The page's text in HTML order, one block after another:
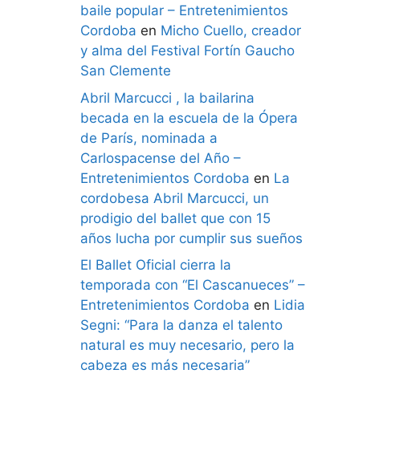
baile popular – Entretenimientos
Cordoba en Micho Cuello, creador
y alma del Festival Fortín Gaucho
San Clemente
Abril Marcucci , la bailarina
becada en la escuela de la Ópera
de París, nominada a
Carlospacense del Año –
Entretenimientos Cordoba en La
cordobesa Abril Marcucci, un
prodigio del ballet que con 15
años lucha por cumplir sus sueños
El Ballet Oficial cierra la
temporada con “El Cascanueces” –
Entretenimientos Cordoba en Lidia
Segni: “Para la danza el talento
natural es muy necesario, pero la
cabeza es más necesaria”